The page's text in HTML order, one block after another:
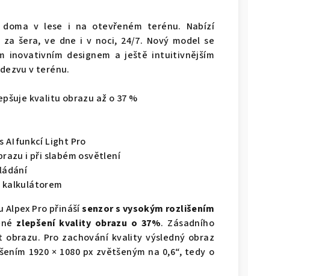
doma v lese i na otevřeném terénu. Nabízí
šera, ve dne i v noci, 24/7. Nový model se
inovativním designem a ještě intuitivnějším
v terénu.
kvalitu obrazu až o 37 %
AI funkcí Light Pro
i při slabém osvětlení
kalkulátorem
Alpex Pro přinášísenzor s vysokým rozlišením
zlepšení kvality obrazu o 37%. Zásadního
Pro zachování kvality výsledný obraz
1920 × 1080 px zvětšeným na 0,6“, tedy o